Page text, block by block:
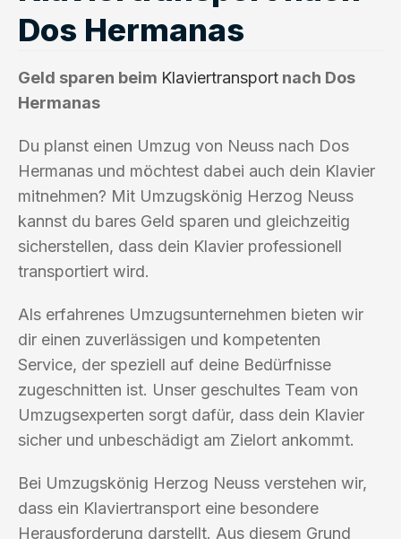
Dos Hermanas
Geld sparen beim Klaviertransport nach Dos
Hermanas
Du planst einen Umzug von Neuss nach Dos
Hermanas und möchtest dabei auch dein Klavier
mitnehmen? Mit Umzugskönig Herzog Neuss
kannst du bares Geld sparen und gleichzeitig
sicherstellen, dass dein Klavier professionell
transportiert wird.
Als erfahrenes Umzugsunternehmen bieten wir
dir einen zuverlässigen und kompetenten
Service, der speziell auf deine Bedürfnisse
zugeschnitten ist. Unser geschultes Team von
Umzugsexperten sorgt dafür, dass dein Klavier
sicher und unbeschädigt am Zielort ankommt.
Bei Umzugskönig Herzog Neuss verstehen wir,
dass ein Klaviertransport eine besondere
Herausforderung darstellt. Aus diesem Grund